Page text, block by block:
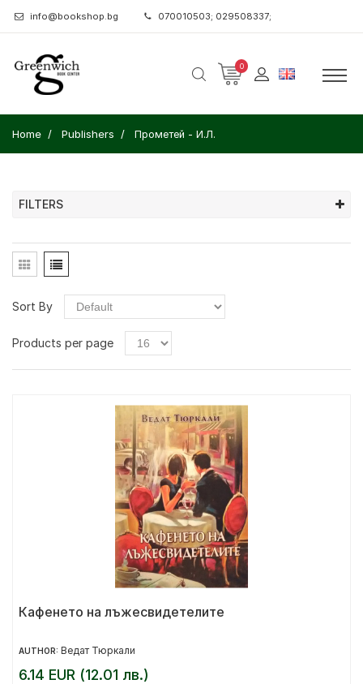
info@bookshop.bg 070010503; 029508337;
0
Home Publishers Прометей - И.Л.
FILTERS
Sort By
Products per page
Кафенето на лъжесвидетелите
AUTHOR: Ведат Тюркали
6.14 EUR (12.01 лв.)